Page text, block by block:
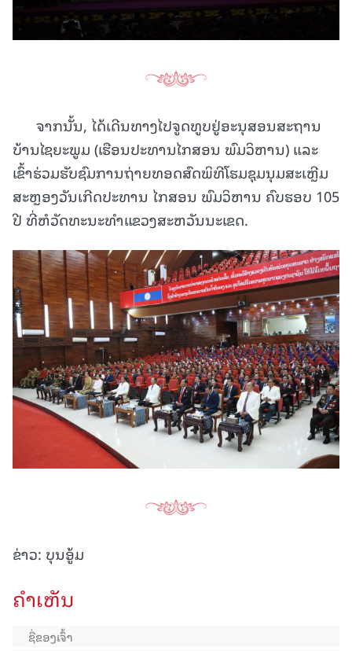
ຈາກນັ້ນ, ໄດ້ເດີນທາງໄປຈູດທູບຢູ່ອະນຸສອນສະຖານ
ບ້ານໄຊຍະພູມ (ເຮືອນປະທານໄກສອນ ພົມວິຫານ) ແລະ
ເຂົ້າຮ່ວມຮັບຊົມການຖ່າຍທອດສົດພິທີໂຮມຊຸມນຸມສະເຫຼີມ
ສະຫຼອງວັນເກີດປະທານ ໄກສອນ ພົມວິຫານ ຄົບຮອບ 105
ປີ ທີ່ຫໍວັດທະນະທຳແຂວງສະຫວັນນະເຂດ.
ຂ່າວ: ບຸນອູ້ມ
ຄໍາເຫັນ